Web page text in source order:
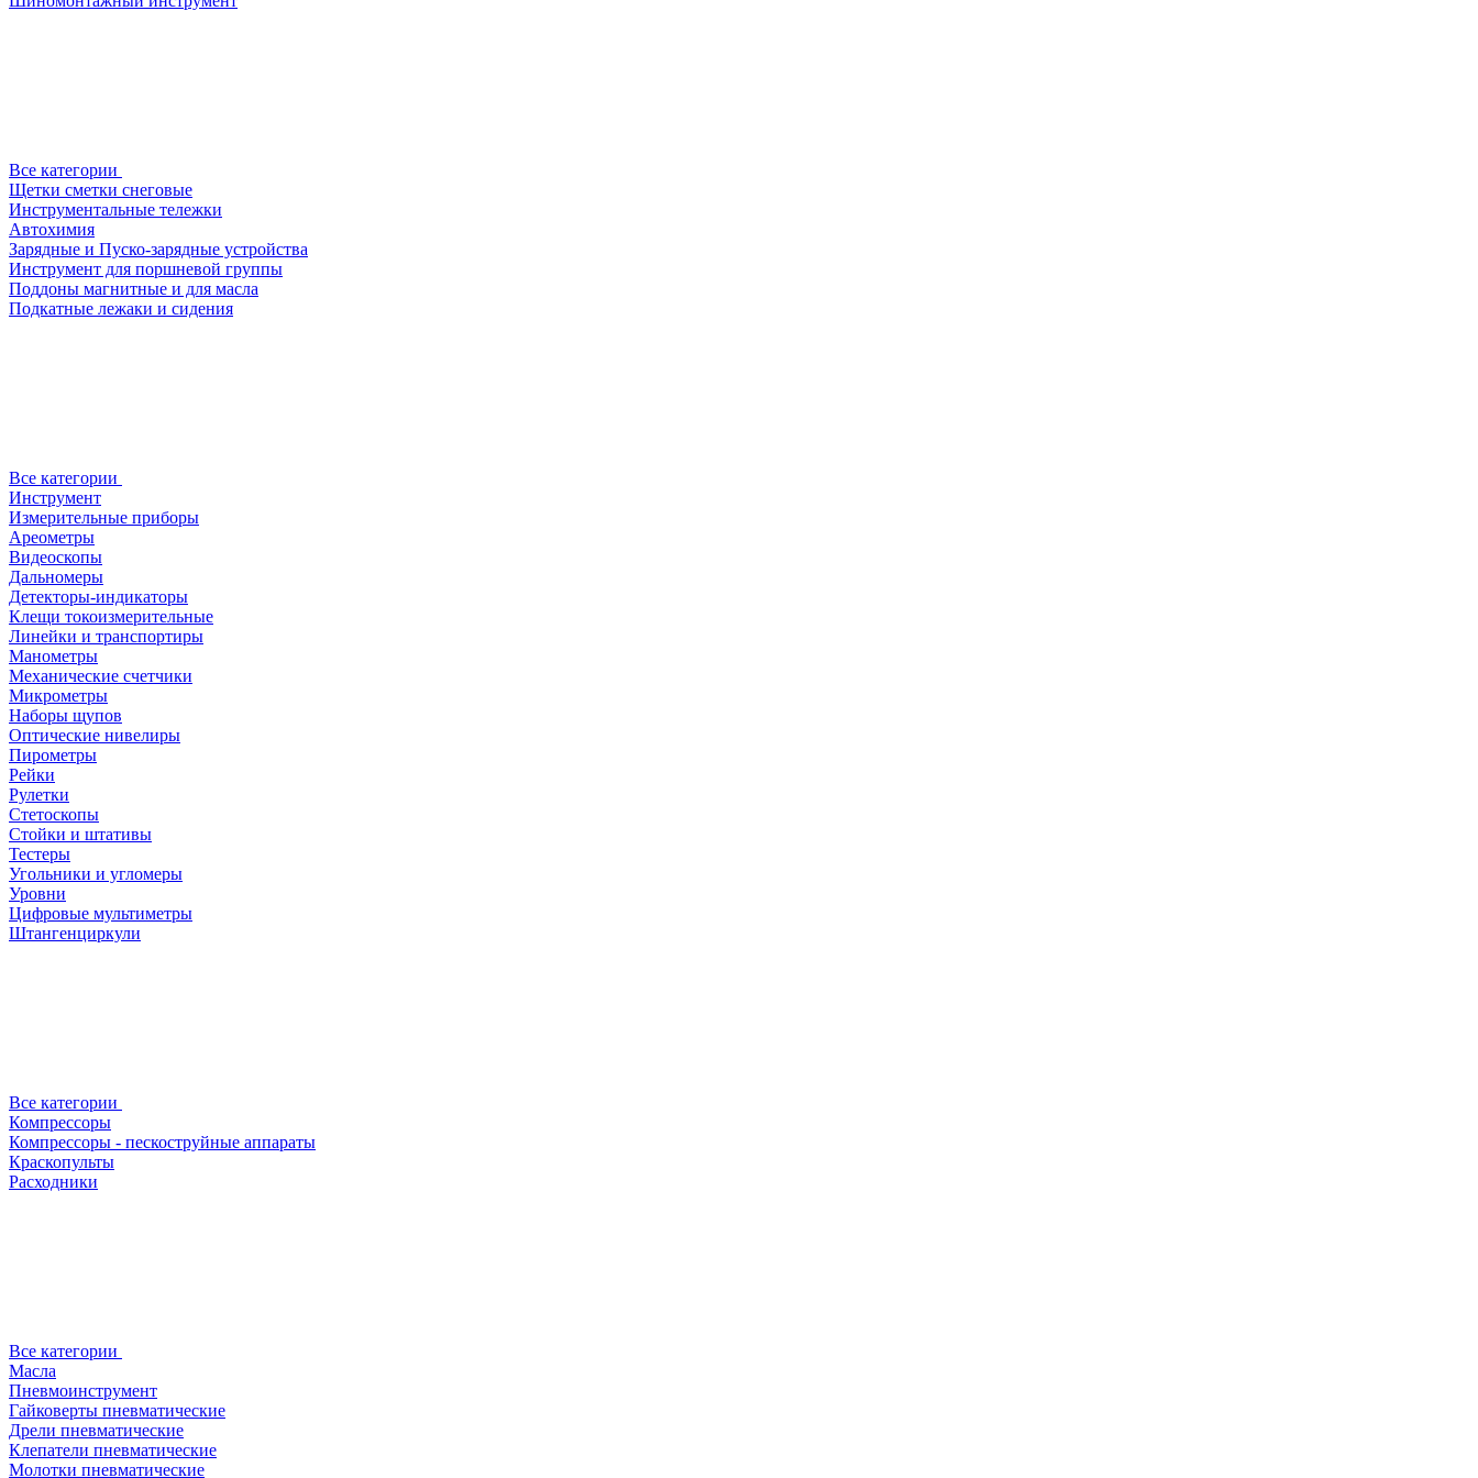
Все категории
Щетки сметки снеговые
Инструментальные тележки
Автохимия
Зарядные и Пуско-зарядные устройства
Инструмент для поршневой группы
Поддоны магнитные и для масла
Подкатные лежаки и сидения
Все категории
Инструмент
Измерительные приборы
Ареометры
Видеоскопы
Дальномеры
Детекторы-индикаторы
Клещи токоизмерительные
Линейки и транспортиры
Манометры
Механические счетчики
Микрометры
Наборы щупов
Оптические нивелиры
Пирометры
Рейки
Рулетки
Стетоскопы
Стойки и штативы
Тестеры
Угольники и угломеры
Уровни
Цифровые мультиметры
Штангенциркули
Все категории
Компрессоры
Компрессоры - пескоструйные аппараты
Краскопульты
Расходники
Все категории
Масла
Пневмоинструмент
Гайковерты пневматические
Дрели пневматические
Клепатели пневматические
Молотки пневматические